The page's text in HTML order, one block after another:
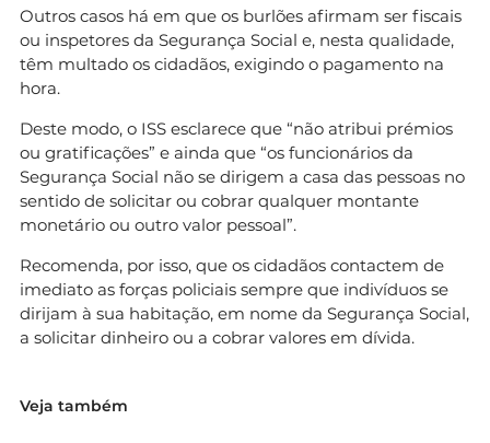
Outros casos há em que os burlões afirmam ser fiscais
ou inspetores da Segurança Social e, nesta qualidade,
têm multado os cidadãos, exigindo o pagamento na
hora.
Deste modo, o ISS esclarece que “não atribui prémios
ou gratificações” e ainda que “os funcionários da
Segurança Social não se dirigem a casa das pessoas no
sentido de solicitar ou cobrar qualquer montante
monetário ou outro valor pessoal”.
Recomenda, por isso, que os cidadãos contactem de
imediato as forças policiais sempre que indivíduos se
dirijam à sua habitação, em nome da Segurança Social,
a solicitar dinheiro ou a cobrar valores em dívida.
Veja também